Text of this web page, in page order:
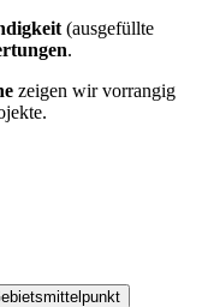
(ausgefüllte
.
zeigen wir vorrangig